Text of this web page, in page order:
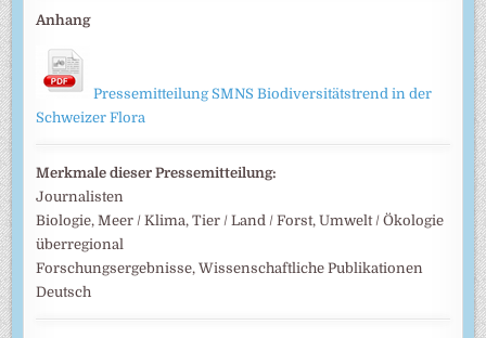
Anhang
Pressemitteilung SMNS Biodiversitätstrend in der
Schweizer Flora
Merkmale dieser Pressemitteilung:
Journalisten
Biologie, Meer / Klima, Tier / Land / Forst, Umwelt / Ökologie
überregional
Forschungsergebnisse, Wissenschaftliche Publikationen
Deutsch